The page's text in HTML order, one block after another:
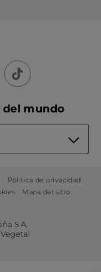
del mundo
Política de privacidad
Mapa del sitio
S.A.